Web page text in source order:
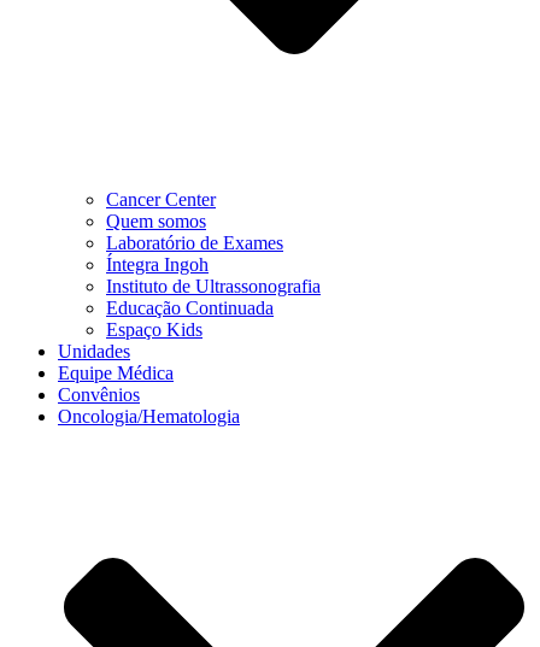
Cancer Center
Quem somos
Laboratório de Exames
Íntegra Ingoh
Instituto de Ultrassonografia
Educação Continuada
Espaço Kids
Unidades
Equipe Médica
Convênios
Oncologia/Hematologia